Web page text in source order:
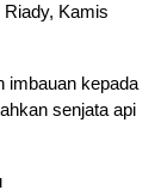
Kamis
imbauan kepada
senjata api